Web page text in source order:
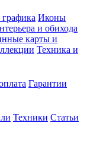
Иконы
и обихода
карты и
Техника и
Гарантии
Техники Статьи